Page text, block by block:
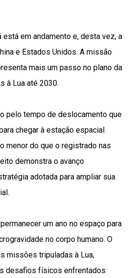
está em andamento e, desta vez, a
e Estados Unidos. A missão
mais um passo no plano da
à Lua até 2030.
pelo tempo de deslocamento que
chegar à estação espacial
menor do que o registrado nas
demonstra o avanço
adotada para ampliar sua
um ano no espaço para
no corpo humano. O
missões tripuladas à Lua,
desafios físicos enfrentados